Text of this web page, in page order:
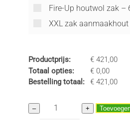
Fire-Up houtwol zak –
XXL zak aanmaakhout
Productprijs: € 421,00
Totaal opties:
€ 0,00
Bestelling totaal:
€ 421,00
–
Eiken
Topkwaliteit
+